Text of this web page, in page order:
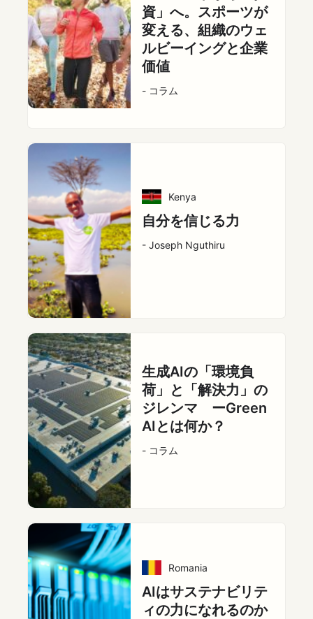
資」へ。スポーツが
変える、組織のウェ
ルビーイングと企業
価値
- コラム
Kenya
自分を信じる力
- Joseph Nguthiru
生成AIの「環境負
荷」と「解決力」の
ジレンマ ーGreen
AIとは何か？
- コラム
Romania
AIはサステナビリテ
ィの力になれるのか